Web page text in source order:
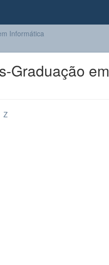
Informática
Graduação em
Z